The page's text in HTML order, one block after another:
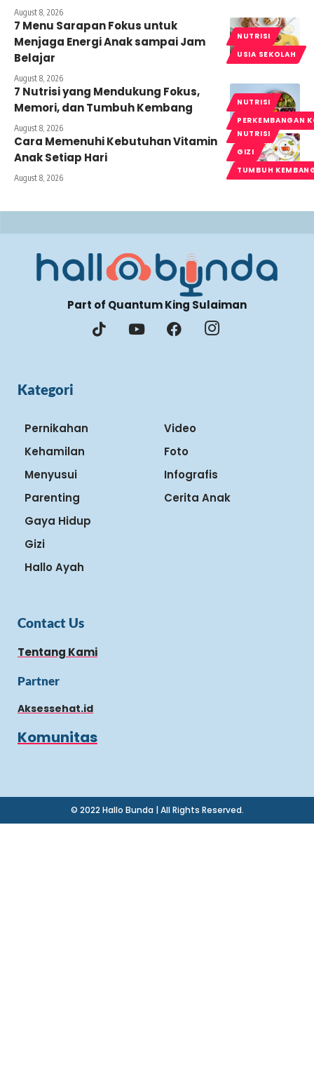
August 8, 2026
NUTRISI
USIA SEKOLAH
7 Menu Sarapan Fokus untuk
Menjaga Energi Anak sampai Jam
Belajar
August 8, 2026
NUTRISI
PERKEMBANGAN
7 Nutrisi yang Mendukung Fokus,
Memori, dan Tumbuh Kembang
August 8, 2026
NUTRISI
GIZI
TUMBUH
Cara Memenuhi Kebutuhan Vitamin
Anak Setiap Hari
August 8, 2026
Part of Quantum King Sulaiman
Kategori
Pernikahan
Kehamilan
Menyusui
Parenting
Gaya Hidup
Gizi
Hallo Ayah
Video
Foto
Infografis
Cerita Anak
Contact Us
Tentang Kami
Partner
Aksessehat.id
Komunitas
© 2022 Hallo Bunda | All Rights Reserved.